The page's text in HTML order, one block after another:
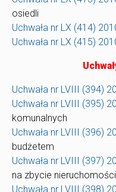
osiedli
Uchwała nr LX (414)
Uchwała nr LX (415)
Uchwała nr LVIII (394)
Uchwała nr LVIII (395)
komunalnych
Uchwała nr LVIII (396)
budżetem
Uchwała nr LVIII (397)
na zbycie
Uchwała nr LVIII (398)